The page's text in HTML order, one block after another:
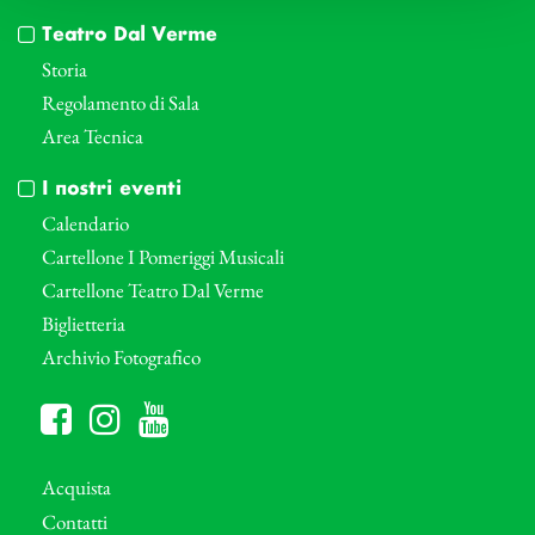
Teatro Dal Verme
Storia
Regolamento di Sala
Area Tecnica
I nostri eventi
Calendario
Cartellone I Pomeriggi Musicali
Cartellone Teatro Dal Verme
Biglietteria
Archivio Fotografico
Acquista
Contatti